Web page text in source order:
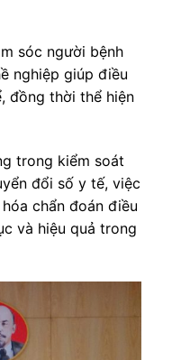
sóc người bệnh
nghiệp giúp điều
đồng thời thể hiện
trong kiểm soát
đổi số y tế, việc
chẩn đoán điều
và hiệu quả trong